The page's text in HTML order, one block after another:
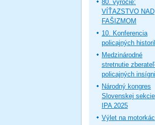
80. výročie:
VÍŤAZSTVO NAD
FAŠIZMOM
10. Konferencia
policajných
Medzinárodné
stretnutie
policajných
Národný kongres
Slovenskej sekcie
IPA 2025
Výlet na